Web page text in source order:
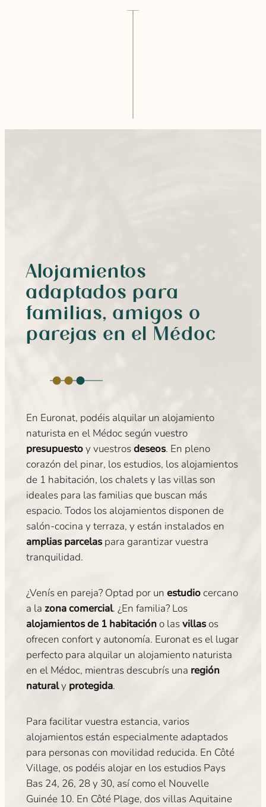
Alojamientos
adaptados para
familias, amigos o
parejas en el Médoc
En Euronat, podéis alquilar un alojamiento
naturista en el Médoc según vuestro
presupuestoy vuestrosdeseos. En pleno
corazón del pinar, los estudios, los alojamientos
de 1 habitación, los chalets y las villas son
ideales para las familias que buscan más
espacio. Todos los alojamientos disponen de
salón-cocina y terraza, y están instalados en
amplias parcelaspara garantizar vuestra
tranquilidad.
¿Venís en pareja? Optad por un estudiocercano
a la zona comercial. ¿En familia? Los
alojamientos de 1 habitacióno lasvillasos
ofrecen confort y autonomía. Euronat es el lugar
perfecto para alquilar un alojamiento naturista
en el Médoc, mientras descubrís una región
naturaly protegida.
Para facilitar vuestra estancia, varios
alojamientos están especialmente adaptados
para personas con movilidad reducida. En Côté
Village, os podéis alojar en los estudios Pays
Bas 24, 26, 28 y 30, así como el Nouvelle
Guinée 10. En Côté Plage, dos villas Aquitaine